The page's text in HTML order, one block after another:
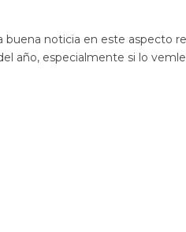
noticia en este aspecto
año, especialmente si lo